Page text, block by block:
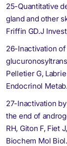
25-Quantitative
gland and other
Friffin GD.J
26-Inactivation
Pelletier G,
Endocrinol
27-Inactivation
the end of
RH, Giton F, Fiet
Biochem Mol